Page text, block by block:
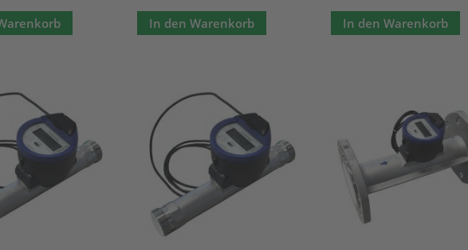
In den Warenkorb In den Warenkorb